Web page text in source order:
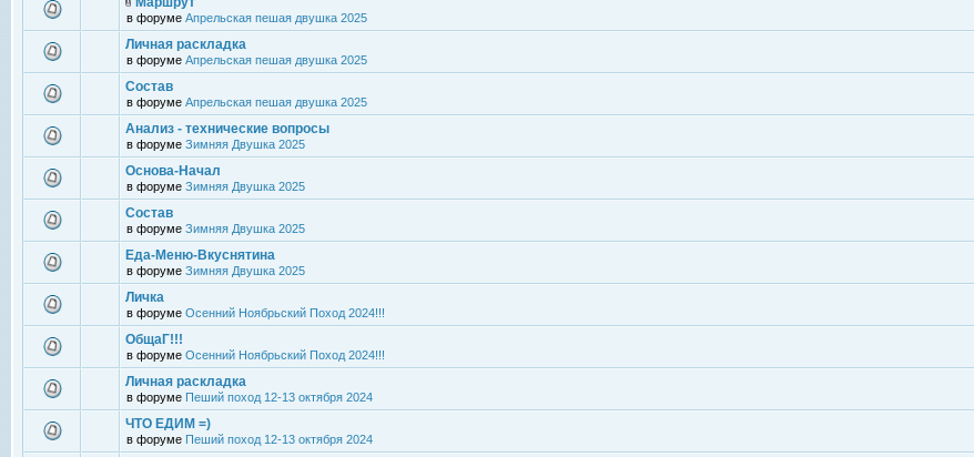
в форуме Апрельская пешая двушка 2025
Личная раскладка
в форуме Апрельская пешая двушка 2025
Состав
в форуме Апрельская пешая двушка 2025
Анализ - технические вопросы
в форуме Зимняя Двушка 2025
Основа-Начал
в форуме Зимняя Двушка 2025
Состав
в форуме Зимняя Двушка 2025
Еда-Меню-Вкуснятина
в форуме Зимняя Двушка 2025
Личка
в форуме Осенний Ноябрьский Поход 2024!!!
ОбщаГ!!!
в форуме Осенний Ноябрьский Поход 2024!!!
Личная раскладка
в форуме Пеший поход 12-13 октября 2024
ЧТО ЕДИМ =)
в форуме Пеший поход 12-13 октября 2024